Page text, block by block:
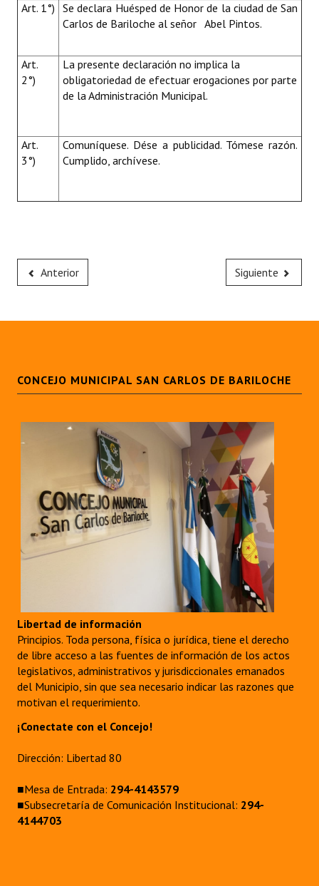
Art. 1°) Se declara Huésped de Honor de la ciudad de San
Carlos de Bariloche al señor Abel Pintos.
Art.
2°)
La presente declaración no implica la
obligatoriedad de efectuar erogaciones por parte
de la Administración Municipal.
Art.
3°)
Comuníquese. Dése a publicidad. Tómese razón.
Cumplido, archívese.
Anterior Siguiente
CONCEJO MUNICIPAL SAN CARLOS DE BARILOCHE
Libertad de información
Principios. Toda persona, física o jurídica, tiene el derecho
de libre acceso a las fuentes de información de los actos
legislativos, administrativos y jurisdiccionales emanados
del Municipio, sin que sea necesario indicar las razones que
motivan el requerimiento.
¡Conectate con el Concejo!
Dirección: Libertad 80
■Mesa de Entrada: 294-4143579
■Subsecretaría de Comunicación Institucional: 294-
4144703